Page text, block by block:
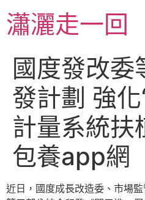
至
主瀟灑走一回
國度發改委
發計劃 強
計量系統扶
包養app網
近日，國度成長改造委、市場